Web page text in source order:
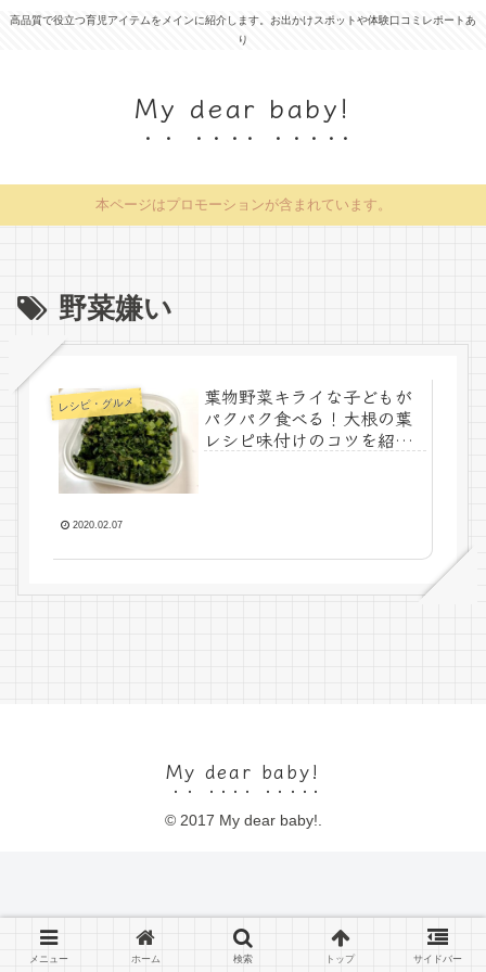
高品質で役立つ育児アイテムをメインに紹介します。お出かけスポットや体験口コミレポートあ
り
My dear baby!
本ページはプロモーションが含まれています。
野菜嫌い
レシピ・グルメ
葉物野菜キライな子どもが
パクパク食べる！大根の葉
レシピ味付けのコツを紹介
2020.02.07
My dear baby!
© 2017 My dear baby!.
メニュー ホーム 検索 トップ サイドバー